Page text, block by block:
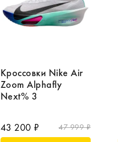
Кроссовки Nike Air
Zoom Alphafly
Next% 3
43 200 ₽ 47 999 ₽